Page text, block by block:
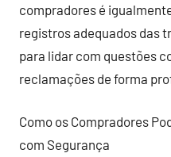
compradores é
registros adequados das
para lidar com questões
reclamações de forma
Como os Compradores
com Segurança